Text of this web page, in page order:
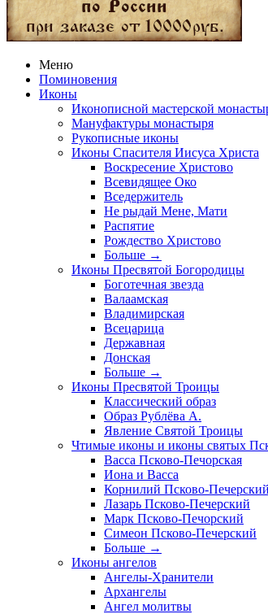
Меню
Поминовения
Иконы
Иконописной мастерской
Мануфактуры монастыря
Рукописные иконы
Иконы Спасителя Иисуса Христа
Воскресение Христово
Всевидящее Око
Вседержитель
Не рыдай Мене, Мати
Распятие
Рождество Христово
Больше →
Иконы Пресвятой Богородицы
Боготечная звезда
Валаамская
Владимирская
Всецарица
Державная
Донская
Больше →
Иконы Пресвятой Троицы
Классический образ
Образ Рублёва А.
Явление Святой Троицы
Чтимые иконы и иконы святых
Васса Псково-Печорская
Иона и Васса
Корнилий Псково-Печерский
Лазарь Псково-Печерский
Марк Псково-Печорский
Симеон Псково-Печерский
Больше →
Иконы ангелов
Ангелы-Хранители
Архангелы
Ангел молитвы